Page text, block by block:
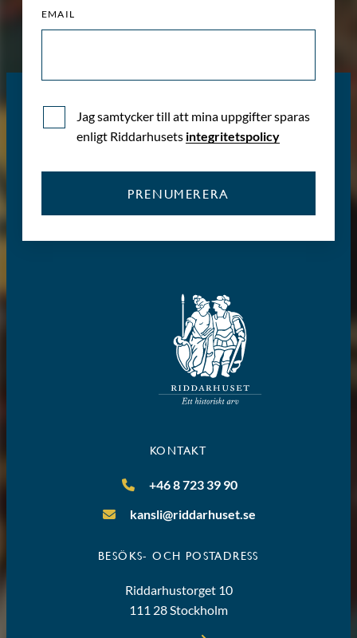
EMAIL
Jag samtycker till att mina uppgifter sparas
enligt Riddarhusets integritetspolicy
PRENUMERERA
KONTAKT
+46 8 723 39 90
kansli@riddarhuset.se
BESÖKS- OCH POSTADRESS
Riddarhustorget 10
111 28 Stockholm